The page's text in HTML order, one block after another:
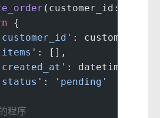
(customer_id:
{
: customer_id,
: [],
:
:
'pending'
程序